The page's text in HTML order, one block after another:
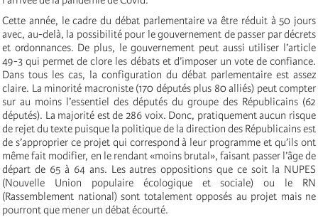
Cette année, le cadre du débat parlementaire va être réduit à 50 jours
avec, au-delà, la possibilité pour le gouvernement de passer par décrets
et ordonnances. De plus, le gouvernement peut aussi utiliser l’article
49-3 qui permet de clore les débats et d’imposer un vote de confiance.
Dans tous les cas, la configuration du débat parlementaire est assez
claire. La minorité macroniste (170 députés plus 80 alliés) peut compter
sur au moins l’essentiel des députés du groupe des Républicains (62
députés). La majorité est de 286 voix. Donc, pratiquement aucun risque
de rejet du texte puisque la politique de la direction des Républicains est
de s’approprier ce projet qui correspond à leur programme et qu’ils ont
même fait modifier, en le rendant «moins brutal», faisant passer l’âge de
départ de 65 à 64 ans. Les autres oppositions que ce soit la NUPES
(Nouvelle Union populaire écologique et sociale) ou le RN
(Rassemblement national) sont totalement opposés au projet mais ne
pourront que mener un débat écourté.